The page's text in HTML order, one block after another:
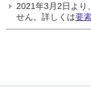
2021年3月2日より
せん。詳しくは要